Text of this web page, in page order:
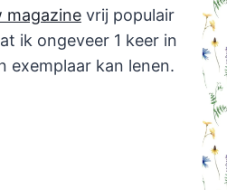
magazinevrij populair
ik ongeveer 1 keer in
exemplaar kan lenen.